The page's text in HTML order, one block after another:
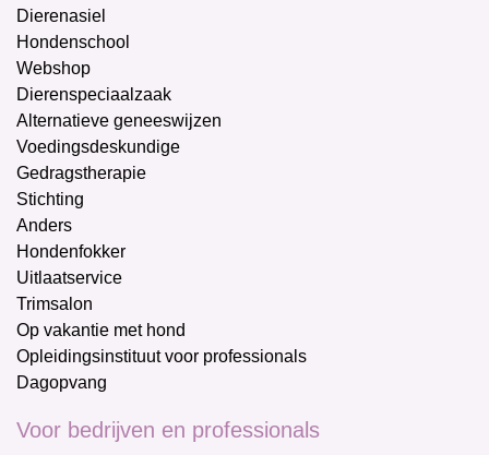
Dierenasiel
Hondenschool
Webshop
Dierenspeciaalzaak
Alternatieve geneeswijzen
Voedingsdeskundige
Gedragstherapie
Stichting
Anders
Hondenfokker
Uitlaatservice
Trimsalon
Op vakantie met hond
Opleidingsinstituut voor professionals
Dagopvang
Voor bedrijven en professionals